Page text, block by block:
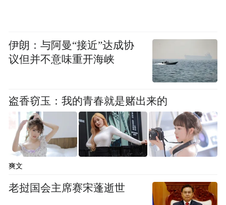
犯罪嫌疑人胡惠、黄志已被公安机关以涉嫌
职务侵占罪移送人民检察院提请诉讼。
以案释法
什么是职务侵占罪？
根据《中华人民共和国刑法》第二百七十一
利用职务上的便利，将本单位财物非法占为
伊朗：与阿曼“接近”达成协
议但并不意味重开海峡
盗香窃玉：我的青春就是赌出来的
爽文
老挝国会主席赛宋蓬逝世